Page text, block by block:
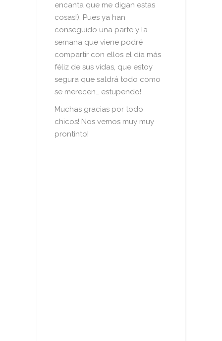
encanta que me digan estas
cosas!). Pues ya han
conseguido una parte y la
semana que viene podré
compartir con ellos el día más
féliz de sus vidas, que estoy
segura que saldrá todo como
se merecen… estupendo!
Muchas gracias por todo
chicos! Nos vemos muy muy
prontinto!